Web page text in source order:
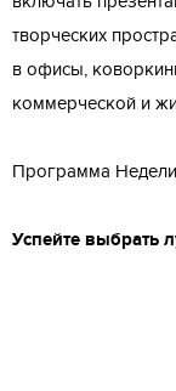
творческих
в офисы,
коммерческой и
Программа
Успейте выбрать